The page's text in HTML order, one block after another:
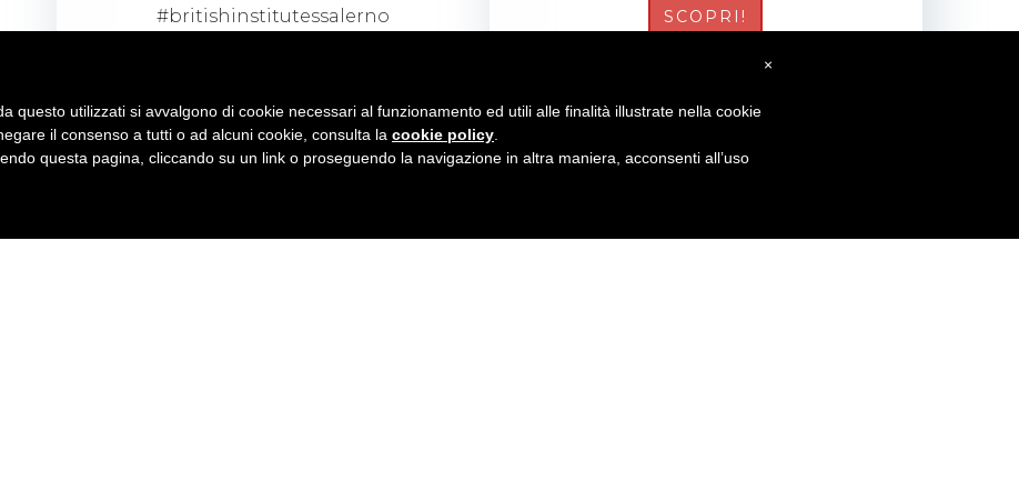
#britishinstitutessalerno SCOPRI!
×
questo utilizzati si avvalgono di cookie necessari al funzionamento ed utili alle finalità illustrate nella cookie
il consenso a tutti o ad alcuni cookie, consulta la cookie policy
questa pagina, cliccando su un link o proseguendo la navigazione in altra maniera, acconsenti all’uso